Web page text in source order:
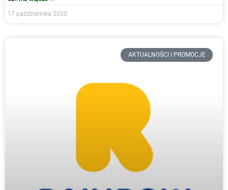
17 października 2020
AKTUALNOŚCI I PROMOCJE